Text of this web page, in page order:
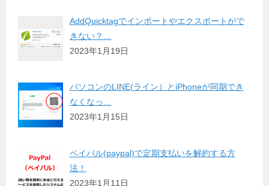
AddQuicktagでインポートやエクスポートがで
きない？…
2023年1月19日
パソコンのLINE(ライン）とiPhoneが同期でき
なくなっ…
2023年1月15日
ペイパル(paypal)で定期支払いを解約する方
法！
2023年1月11日